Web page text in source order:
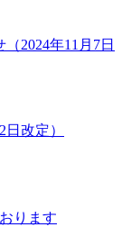
2024年11月7日
改定）
ります